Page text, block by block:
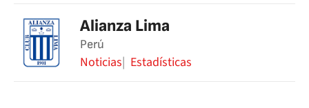
Alianza Lima
Perú
Noticias Estadísticas